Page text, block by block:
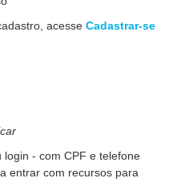
acesse Cadastrar-se
- com CPF e telefone
entrar com recursos para